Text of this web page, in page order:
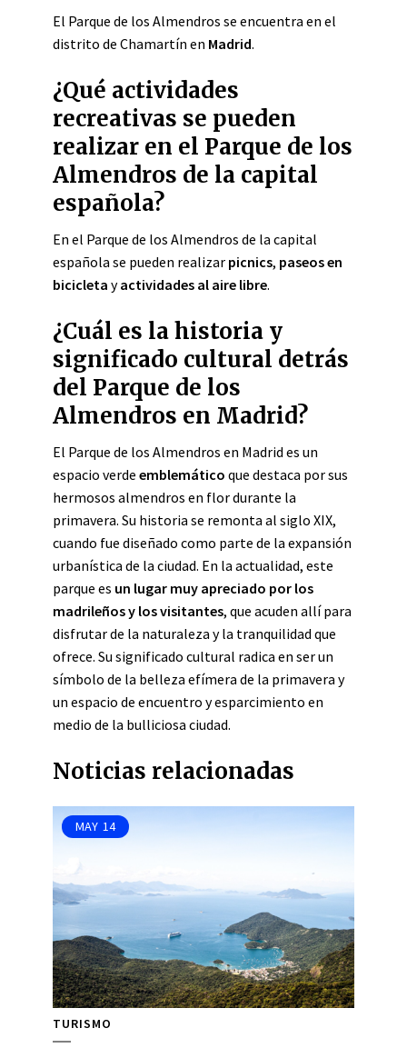
El Parque de los Almendros se encuentra en el
distrito de Chamartín en Madrid.
¿Qué actividades
recreativas se pueden
realizar en el Parque de los
Almendros de la capital
española?
En el Parque de los Almendros de la capital
española se pueden realizar picnics, paseos en
bicicleta yactividades al aire libre.
¿Cuál es la historia y
significado cultural detrás
del Parque de los
Almendros en Madrid?
El Parque de los Almendros en Madrid es un
espacio verde emblemático que destaca por sus
hermosos almendros en flor durante la
primavera. Su historia se remonta al siglo XIX,
cuando fue diseñado como parte de la expansión
urbanística de la ciudad. En la actualidad, este
parque es un lugar muy apreciado por los
madrileños y los visitantes, que acuden allí para
disfrutar de la naturaleza y la tranquilidad que
ofrece. Su significado cultural radica en ser un
símbolo de la belleza efímera de la primavera y
un espacio de encuentro y esparcimiento en
medio de la bulliciosa ciudad.
Noticias relacionadas
MAY 14
TURISMO